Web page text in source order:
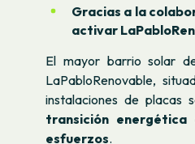
Gracias a la
activar
El mayor barrio solar
LaPabloRenovable,
instalaciones de placas
transición
esfuerzos.